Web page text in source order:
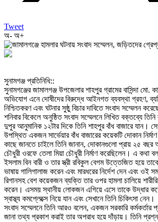
Tweet
অ- অ+
‎সুনামগঞ্জ প্রতিনিধি::
‎সুনামগঞ্জের জামালগঞ্জ উপজেলার শাহপুর গ্রামের বাসিন্দা মো.
অভিযোগ এনে দোষীদের বিরুদ্ধে আইনগত ব্যবস্থা গ্রহণ,
নিশ্চিতকরণ এবং ঘটনার সুষ্ঠু বিচার দাবিতে সংবাদ সম্মেলন
‎শনিবার বিকেলে অনুষ্ঠিত সংবাদ সম্মেলনে লিখিত বক্তব্যে
দুপুর আনুমানিক ১২টার দিকে তিনি শাহপুর বাঁধ বাজারে যান।
উপস্থিত একজন সার্ভেয়ার বাঁধ বাজারের কয়েকটি দোকান
কাছে জানতে চাইলে তিনি জানান, দোকানগুলো প্রায় ২৫ বছর
চৌধুরী ওরফে তেলা মিয়া চৌধুরী নির্মাণ করেছিলেন। এ কথা
ইসলাম বিন বারী ও তার স্ত্রী রবিকুল বেগম উত্তেজিত হয়ে
ভাষায় গালিগালাজ করেন এবং মারধরের নির্দেশ দেন এবং
রিগানসহ বেশ কয়েকজন ব্যক্তি তার ওপর হামলা চালিয়ে
করেন। এসময় স্থানীয় লোকজন এগিয়ে এসে তাকে উদ্ধার
স্বাস্থ্য কমপ্লেক্সে নিয়ে যান এবং সেখানে তিনি চিকিৎসা নেন।
‎সংবাদ সম্মেলনে তিনি আরও বলেন, একজন সরকারি কর্মকর্তার
জানা তথ্য প্রকাশ করাই তার অপরাধ হয়ে দাঁড়ায়। তিনি